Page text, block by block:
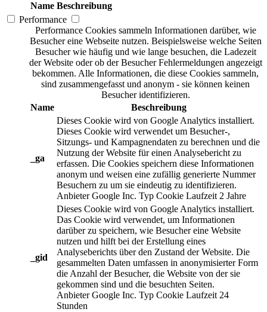
Name Beschreibung
Performance
Performance Cookies sammeln Informationen darüber, wie
Besucher eine Webseite nutzen. Beispielsweise welche Seiten
Besucher wie häufig und wie lange besuchen, die Ladezeit
der Website oder ob der Besucher Fehlermeldungen angezeigt
bekommen. Alle Informationen, die diese Cookies sammeln,
sind zusammengefasst und anonym - sie können keinen
Besucher identifizieren.
Name
Beschreibung
_ga
Dieses Cookie wird von Google Analytics installiert.
Dieses Cookie wird verwendet um Besucher-,
Sitzungs- und Kampagnendaten zu berechnen und die
Nutzung der Website für einen Analysebericht zu
erfassen. Die Cookies speichern diese Informationen
anonym und weisen eine zufällig generierte Nummer
Besuchern zu um sie eindeutig zu identifizieren.
Anbieter Google Inc. Typ Cookie Laufzeit 2 Jahre
_gid
Dieses Cookie wird von Google Analytics installiert.
Das Cookie wird verwendet, um Informationen
darüber zu speichern, wie Besucher eine Website
nutzen und hilft bei der Erstellung eines
Analyseberichts über den Zustand der Website. Die
gesammelten Daten umfassen in anonymisierter Form
die Anzahl der Besucher, die Website von der sie
gekommen sind und die besuchten Seiten.
Anbieter Google Inc. Typ Cookie Laufzeit 24
Stunden